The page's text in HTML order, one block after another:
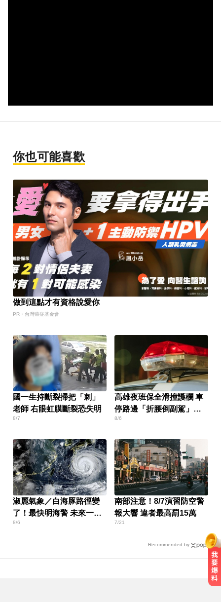
你也可能喜歡
做到這點才有資格說愛你
PR・台灣癌症基金會
國一生持斷裂掃把「刺」
老師 右眼虹膜斷裂恐失明
8/7
高雄夜班保全滑撞護欄 車
停路邊「折腰倒副駕」
亡！
8/6
淑麗氣象／白海豚路徑變
了！最快明海警 未來一週
降雨熱區曝
8/6
南部注意！8/7演習防空警
報大響 違者最高罰15萬
7/21
Recommended by